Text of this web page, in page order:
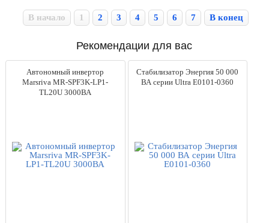
В начало 1 2 3 4 5 6 7 В конец
Рекомендации для вас
Автономный инвертор
Marsriva MR-SPF3K-LP1-
TL20U 3000ВА
Стабилизатор Энергия 50 000
ВА серии Ultra Е0101-0360